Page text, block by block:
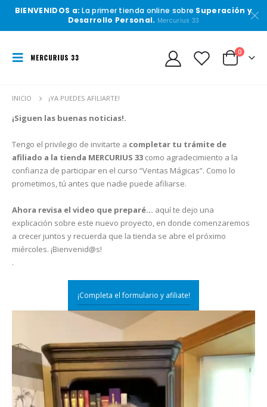
BIENVENIDOS a: La primer tienda online sobre Superación y
Desarrollo Personal. Mercurius 33
0
INICIO ¡YA PUEDES AFILIARTE!
¡Siguen las buenas noticias!.
Tengo el privilegio de invitarte a completar tu trámite de
afiliado a la tienda MERCURIUS 33 como agradecimiento a la
confianza de participar en el curso “Ventas Mágicas”. Como lo
prometimos, tú antes que nadie puede afiliarse.
Ahora revisa el video que preparé… aquí te dejo una
explicación sobre este nuevo proyecto, en donde comenzaremos
a crecer juntos y recuerda que la tienda se abre el próximo
miércoles. ¡Bienvenid@s!
.
¡Completa el formulario y afiliate!